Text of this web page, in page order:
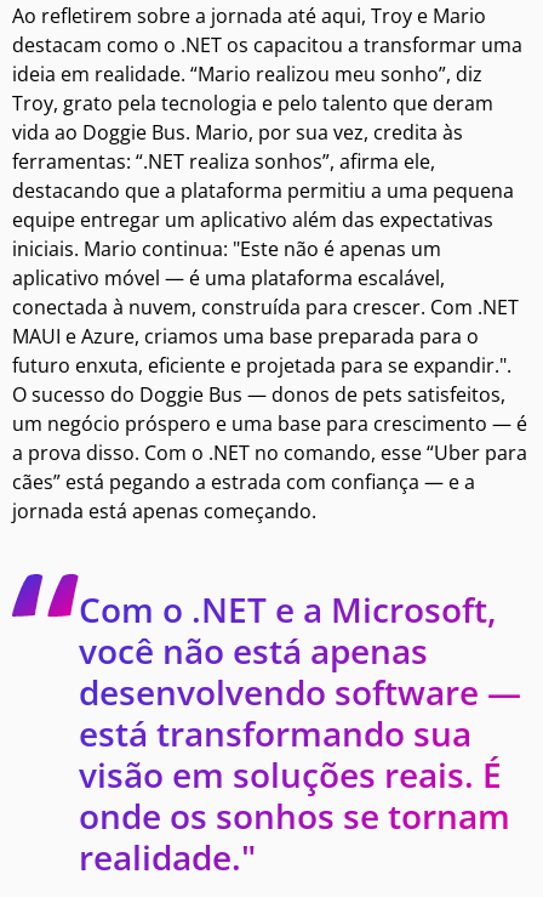
Ao refletirem sobre a jornada até aqui, Troy e Mario
destacam como o .NET os capacitou a transformar uma
ideia em realidade. “Mario realizou meu sonho”, diz
Troy, grato pela tecnologia e pelo talento que deram
vida ao Doggie Bus. Mario, por sua vez, credita às
ferramentas: “.NET realiza sonhos”, afirma ele,
destacando que a plataforma permitiu a uma pequena
equipe entregar um aplicativo além das expectativas
iniciais. Mario continua: "Este não é apenas um
aplicativo móvel — é uma plataforma escalável,
conectada à nuvem, construída para crescer. Com .NET
MAUI e Azure, criamos uma base preparada para o
futuro enxuta, eficiente e projetada para se expandir.".
O sucesso do Doggie Bus — donos de pets satisfeitos,
um negócio próspero e uma base para crescimento — é
a prova disso. Com o .NET no comando, esse “Uber para
cães” está pegando a estrada com confiança — e a
jornada está apenas começando.
Com o .NET e a Microsoft,
você não está apenas
desenvolvendo software —
está transformando sua
visão em soluções reais. É
onde os sonhos se tornam
realidade."